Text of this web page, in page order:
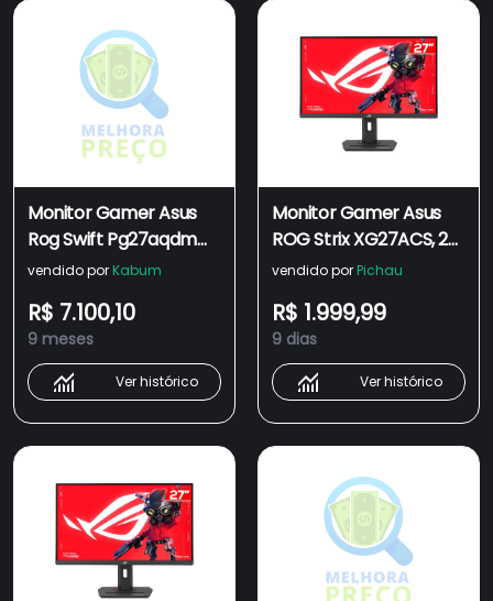
Monitor Gamer Asus
Rog Swift Pg27aqdm
27" OLED Qhd, 240 Hz,
Com G-sync, Preto -
90lm08q0-b01ax0
vendido por Kabum
R$ 7.100,10
9 meses
Ver histórico
Monitor Gamer Asus
ROG Strix XG27ACS, 27
Pol, IPS, QHD, 1ms,
HDMI/DP, XG27ACS
vendido por Pichau
R$ 1.999,99
9 dias
Ver histórico